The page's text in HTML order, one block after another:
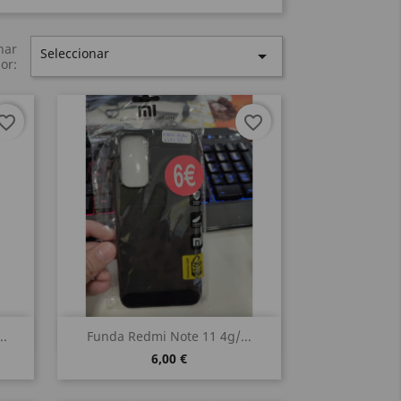
Seleccionar 
Funda Redmi Note 11 4g/...
6,00 €
Vista rápida
favorite_border